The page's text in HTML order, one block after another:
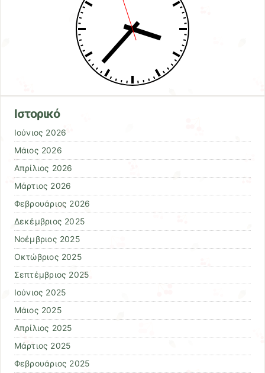
Ιστορικό
Ιούνιος 2026
Μάιος 2026
Απρίλιος 2026
Μάρτιος 2026
Φεβρουάριος 2026
Δεκέμβριος 2025
Νοέμβριος 2025
Οκτώβριος 2025
Σεπτέμβριος 2025
Ιούνιος 2025
Μάιος 2025
Απρίλιος 2025
Μάρτιος 2025
Φεβρουάριος 2025